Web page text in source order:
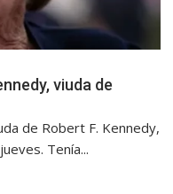
viuda de
de Robert F. Kennedy,
Tenía...